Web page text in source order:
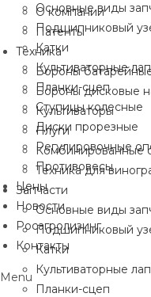
О компании
Патенты
Техника
Бороны
Бороны дисковые
Культиваторы
Плуги
Комбинированные
Техника для
Запчасти
Основные виды
Подшипниковый
Катки
Культиваторные
Планки-сцеп
Основные виды
Подшипниковый
Катки
Культиваторные
Планки-сцеп
Ступицы колесные
Диски прорезные
Регулировочные
Противовесы
Цены
Новости
Росагролизинг
Контакты
Menu